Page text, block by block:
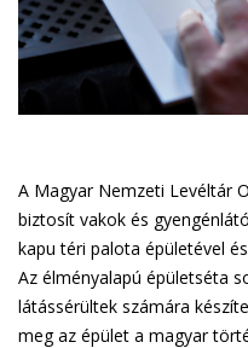
A Magyar Nemzeti Levéltár
biztosít vakok és
kapu téri palota épületével
Az élményalapú épületséta
látássérültek számára
meg az épület a magyar